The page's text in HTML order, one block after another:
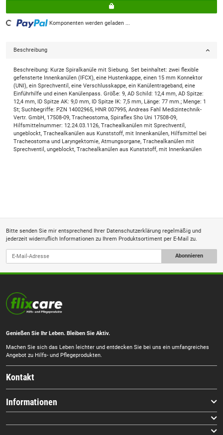
Loading... Komponenten werden geladen ...
Beschreibung
Beschreibung: Kurze Spiralkanüle mit Siebung. Set beinhaltet: zwei flexible
gefensterte Innenkanülen (IFCX), eine Hustenkappe, einen 15 mm Konnektor
(UNI), ein Sprechventil, eine Verschlusskappe, ein Kanülentrageband, eine
Einführhilfe und einen Kanülenpass. Größe: 9, AD Schild: 12,4 mm, AD Spitze:
12,4 mm, ID Spitze AK: 9,0 mm, ID Spitze IK: 7,5 mm, Länge: 77 mm.; Menge: 1
St; Suchbegriffe: PZN 14002965, HNR 007995, Andreas Fahl Medizintechnik-
Vertr. GmbH, 17508-09, Tracheostoma, Spiraflex Sho Uni 17508-09,
Hilfsmittelnummer: 12.24.03.1126, Trachealkanülen mit Sprechventil,
ungeblockt, Trachealkanülen aus Kunststoff, mit Innenkanülen, Hilfsmittel bei
Tracheostoma und Laryngektomie, Atmungsorgane, Trachealkanülen mit
Sprechventil, ungeblockt, Trachealkanülen aus Kunststoff, mit Innenkanülen
Bitte senden Sie mir entsprechend Ihrer Datenschutzerklärung regelmäßig und
jederzeit widerruflich Informationen zu Ihrem Produktsortiment per E-Mail zu.
Abonnieren
Genießen Sie Ihr Leben. Bleiben Sie Aktiv.
Machen Sie sich das Leben leichter und entdecken Sie bei uns ein umfangreiches
Angebot zu Hilfs- und Pflegeprodukten.
Kontakt
Informationen